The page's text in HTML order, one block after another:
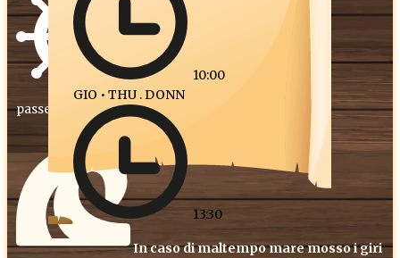
10:00
GIO • THU . DONN
13:30
Partenza per tour minimo 20
passeggeri
In caso di maltempo mare mosso i giri